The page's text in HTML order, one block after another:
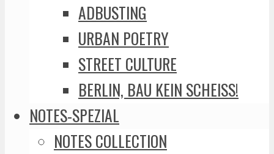
ADBUSTING
URBAN POETRY
STREET CULTURE
BERLIN, BAU KEIN SCHEISS!
NOTES-SPEZIAL
NOTES COLLECTION